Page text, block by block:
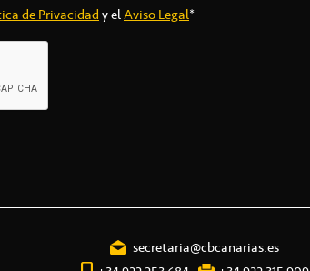
de Privacidady elAviso Legal*
secretaria@cbcanarias.es